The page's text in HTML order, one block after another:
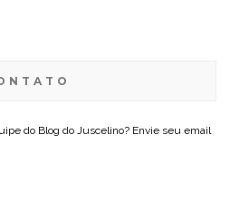
do Blog do Juscelino? Envie seu email